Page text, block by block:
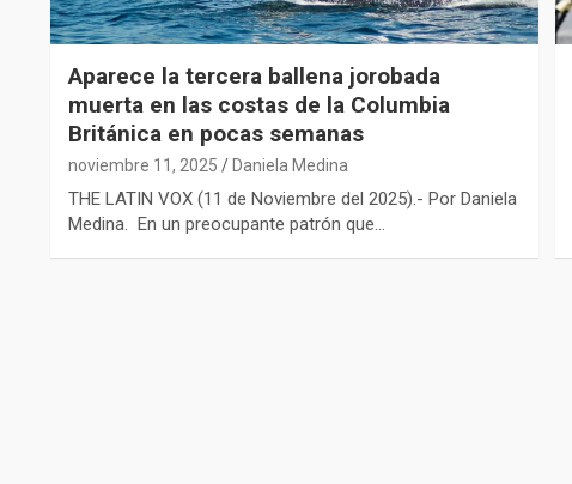
Aparece la tercera ballena jorobada
muerta en las costas de la Columbia
Británica en pocas semanas
noviembre 11, 2025 Daniela Medina
THE LATIN VOX (11 de Noviembre del 2025).- Por Daniela
Medina. En un preocupante patrón que…